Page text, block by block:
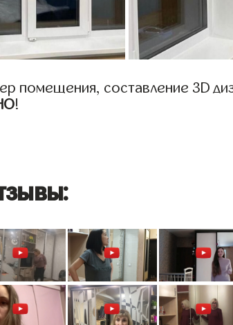
помещения, составление 3D
!